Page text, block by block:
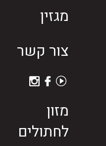
מגזין
צור קשר
מזון
לחתולים